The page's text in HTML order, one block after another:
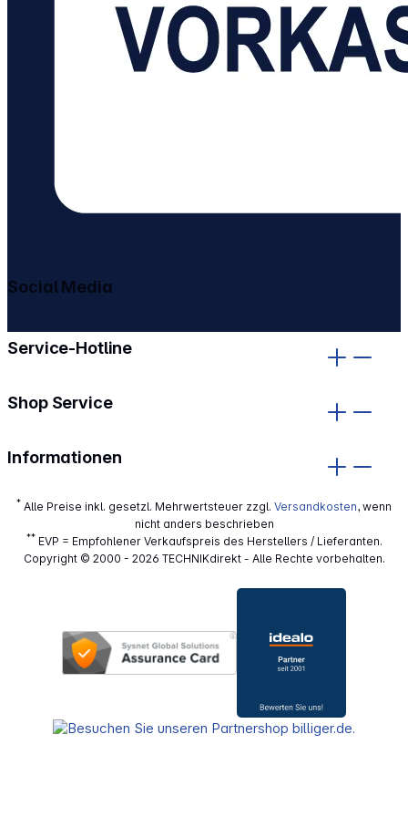
Service-Hotline
Shop Service
Informationen
Social Media
* Alle Preise inkl. gesetzl. Mehrwertsteuer zzgl. Versandkosten, wenn
nicht anders beschrieben
**EVP = Empfohlener Verkaufspreis des Herstellers / Lieferanten.
Copyright © 2000 - 2026 TECHNIKdirekt - Alle Rechte vorbehalten.